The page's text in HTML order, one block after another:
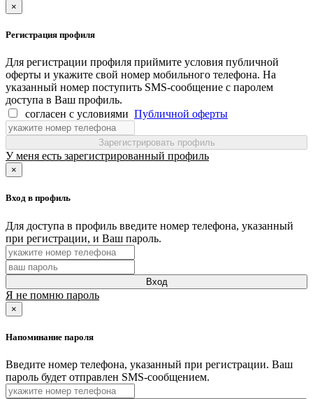
×
Регистрация профиля
Для регистрации профиля приймите условия публичной
оферты и укажите свой номер мобильного телефона. На
указанный номер поступить SMS-сообщение с паролем
доступа в Ваш профиль.
согласен с условиями Публичной оферты
Зарегистрировать профиль
У меня есть зарегистрированный профиль
×
Вход в профиль
Для доступа в профиль введите номер телефона, указанный
при регистрации, и Ваш пароль.
Вход
Я не помню пароль
×
Напоминание пароля
Введите номер телефона, указанный при регистрации. Ваш
пароль будет отправлен SMS-сообщением.